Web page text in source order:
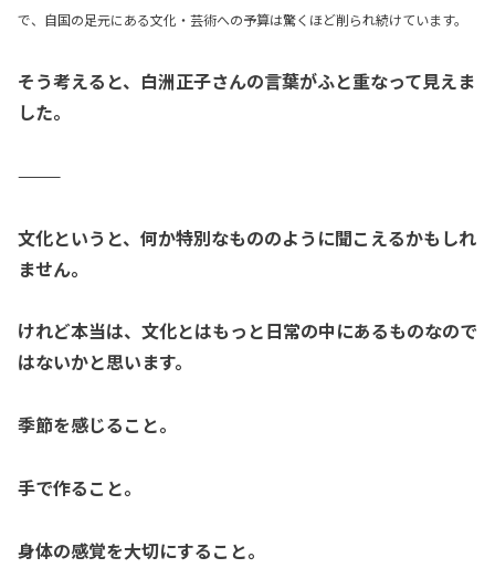
で、自国の足元にある文化・芸術への予算は驚くほど削られ続けています。
そう考えると、 白洲正子さんの言葉がふと重なって見えま
した。
⸻
文化というと、 何か特別なもののように聞こえるかもしれ
ません。
けれど本当は、 文化とはもっと日常の中にあるものなので
はないかと思います。
季節を感じること。
手で作ること。
身体の感覚を大切にすること。